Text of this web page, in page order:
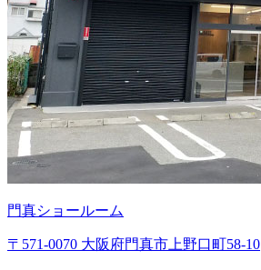
門真ショールーム
〒571-0070 大阪府門真市上野口町58-10